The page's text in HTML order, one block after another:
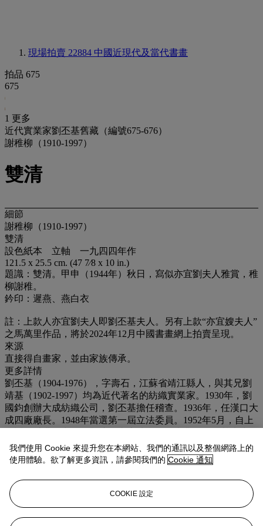
現場拍賣 22884 中國近現代及當代書畫
拍品 675
675
1 更多
近代實業家劉丕基舊藏（編號675-676）
謝稚柳（1910-1997）
雙清
細節
謝稚柳（1910-1997）
雙清
設色紙本 立軸 一九四四年作
121.5 x 25.5 cm. (47 7⁄8 x 10 in.)
題識：雙清。甲申（1944年）秋日，寫似亦宜劉夫人雅賞，稚
柳謝稚。
鈐印：遲燕、燕白衣
註：上款人亦宜劉夫人即劉丕基夫人。另有上款“亦宜嫂夫人”
之馬萬里作品，將於2024年12月中國書畫網上拍賣呈現。
來源
直接得自畫家，並由家族傳承。
更多詳情
劉丕基（1904-1976），字壽石，江蘇省靖江縣人，與其兄劉
靖基（1902-1997）均為近代著名的紡織實業家。1930年，劉
國鈞創辦大成紡織公司，劉丕基擔任稽查。1936年，任漢口大
成四廠廠長。1948年當選第一屆立法委員。1952年5月，自上
經營實業之餘，受其兄劉靖基影響，雅好藝術收藏，多與海
上、江南等地的書畫名家相交甚篤，包括謝稚柳、潘伯鷹、章
馬萬里作品，將於2024年12月中國書畫網上拍賣呈現。
我們使用 Cookie 來提升您在本網站、我們的通訊以及整個網路上的
使用體驗。欲了解更多資訊，請參閱我們的 Cookie 通知
COOKIE 設定